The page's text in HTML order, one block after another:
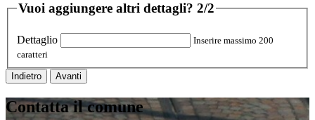
Vuoi aggiungere altri dettagli? 2/2
Dettaglio
Inserire massimo 200
caratteri
Indietro Avanti
Contatta il comune